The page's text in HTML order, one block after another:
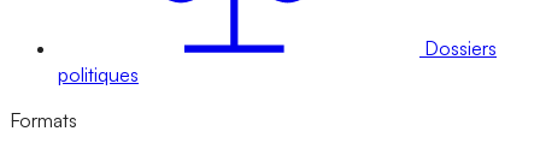
Dossiers
politiques
Formats